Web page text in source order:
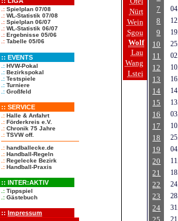
.: Spielplan 07/08
.: WL-Statistik 07/08
.: Spielplan 06/07
.: WL-Statistik 06/07
.: Ergebnisse 05/06
.: Tabelle 05/06
:: EVENTS
.: HVW-Pokal
.: Bezirkspokal
.: Testspiele
.: Turniere
.: Großfeld
:: SERVICE
.: Halle & Anfahrt
.: Förderkreis e.V.
.: Chronik 75 Jahre
.: TSVW off.
.: handballecke.de
.: Handball-Regeln
.: Regelecke Bezirk
.: Handball-Praxis
:: INTER:AKTIV
.: Tippspiel
.: Gästebuch
:: Impressum
Nürt
Wein
Sgou
Wolf
Lau
Wang
Lstei
7
8
9
10
11
12
13
14
15
16
17
18
19
20
21
22
23
24